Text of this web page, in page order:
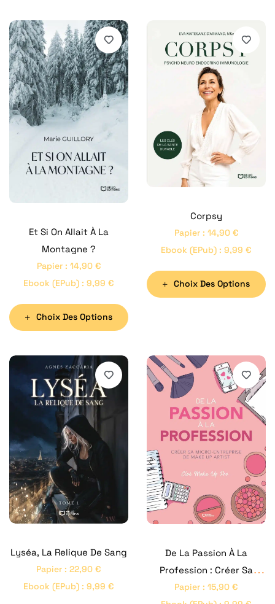
Et Si On Allait À La
Montagne ?
Papier: 14,90 €
Ebook (ePub) : 9,99 €
Choix Des Options
Corpsy
Papier: 14,90 €
Ebook (ePub) : 9,99 €
Choix Des Options
Lyséa, La Relique De Sang
Papier : 22,90 €
Ebook (ePub) : 9,99 €
De La Passion À La
Profession : Créer Sa
Micro-Entreprise De Make
Papier : 15,90 €